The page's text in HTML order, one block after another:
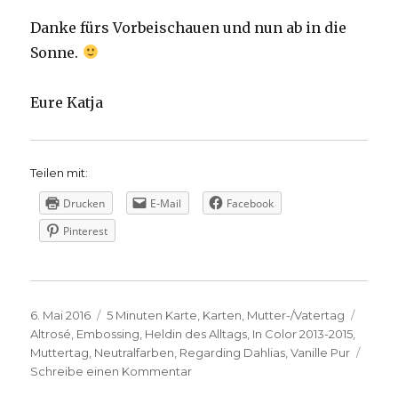
Danke fürs Vorbeischauen und nun ab in die
Sonne.
Eure Katja
Teilen mit:
Drucken E-Mail
Facebook
Pinterest
Veröffentlicht
am
6. Mai 2016 Kategorien
5 Minuten Karte Karten Mutter-/Vatertag
Altrosé Embossing Heldin des Alltags In Color 2013-2015
Muttertag Neutralfarben Regarding Dahlias ,Vanille Pur
Schreibe einen Kommentarzu